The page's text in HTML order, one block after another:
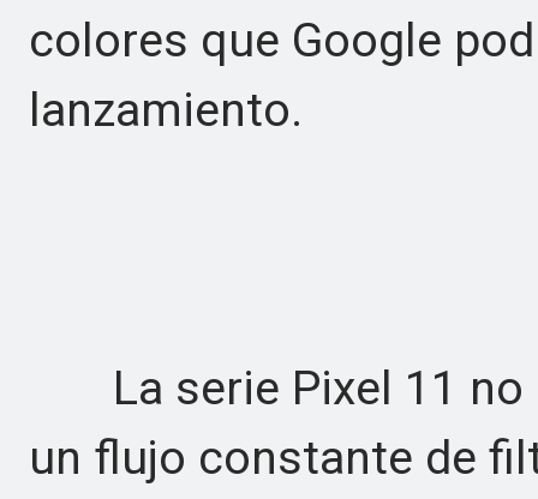
colores que Google
lanzamiento.
La serie Pixel 11 no
un flujo constante de